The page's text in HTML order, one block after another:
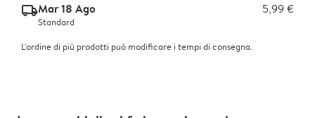
delivery_standard_v2Mar 18 Ago 5,99 €
Standard
L'ordine di più prodotti può modificare i tempi di consegna.